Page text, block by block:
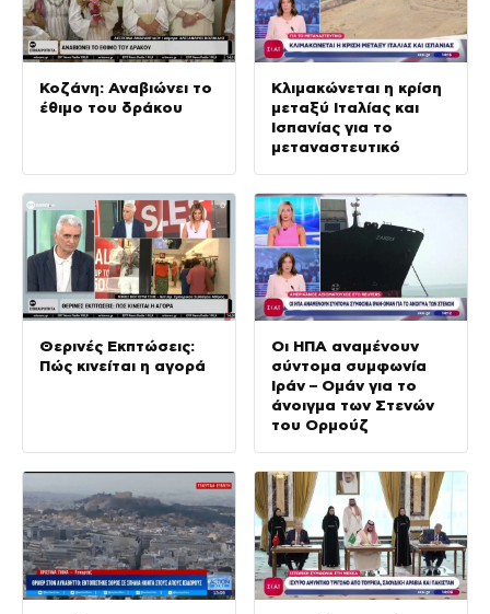
Κοζάνη: Αναβιώνει το
έθιμο του δράκου
Κλιμακώνεται η κρίση
μεταξύ Ιταλίας και
Ισπανίας για το
μεταναστευτικό
Θερινές Εκπτώσεις:
Πώς κινείται η αγορά
Οι ΗΠΑ αναμένουν
σύντομα συμφωνία
Ιράν – Ομάν για το
άνοιγμα των Στενών
του Ορμούζ